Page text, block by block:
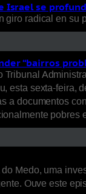
Israel se
giro radical en
“bairros
Tribunal
esta sexta-
a documentos
Medo, uma
Ouve este